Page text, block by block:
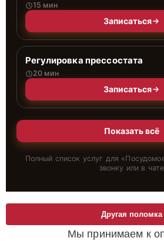
15 мин
Записаться
Регулировка прессостата
20 мин
Записаться
Показать всё
Полный список услуг для «
звонку или в чате
Мы принимаем к
Другая поломка